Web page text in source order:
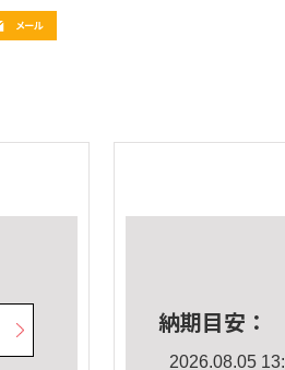
納期目安：
2026.08.05